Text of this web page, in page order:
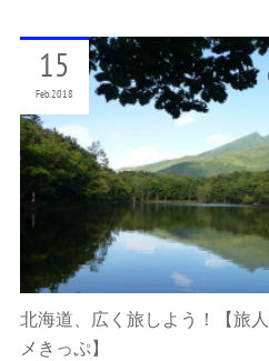
北海道、広く旅しよう！【旅
メきっぷ】
15
Feb 2018